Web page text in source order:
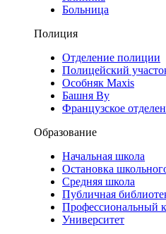
Больница
Полиция
Отделение полиции
Полицейский
Особняк Maxis
Башня Ву
Французское
Образование
Начальная школа
Остановка
Средняя школа
Публичная
Профессиональный
Университет